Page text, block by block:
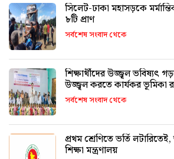
সিলেট-ঢাকা মহাসড়কে
৮টি প্রাণ
সর্বশেষ সংবাদ থেকে
শিক্ষার্থীদের উজ্জ্বল ভবিষ্যৎ
উজ্জ্বল করতে কার্যকর ভূমিকা
সর্বশেষ সংবাদ থেকে
প্রথম শ্রেণিতে ভর্তি
শিক্ষা মন্ত্রণালয়